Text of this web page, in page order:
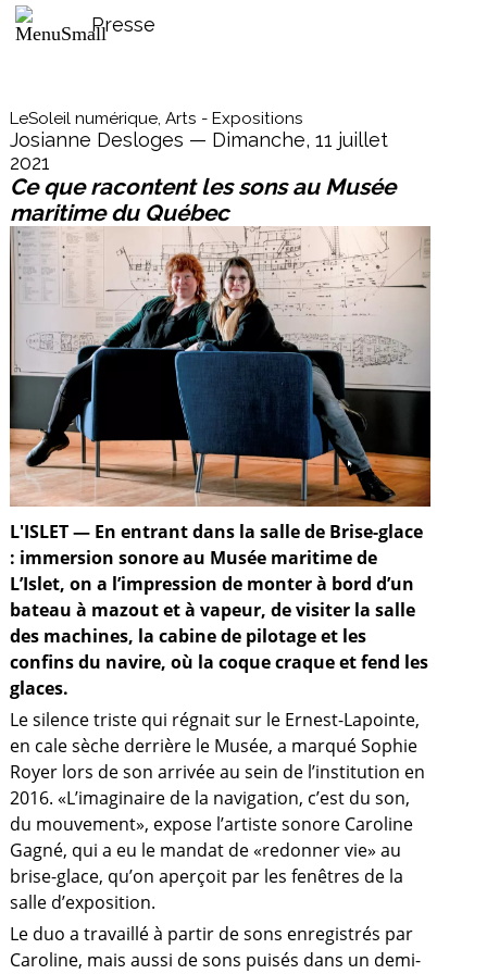
LeSoleil numérique, Arts - Expositions
Josianne Desloges — Dimanche, 11 juillet
2021
Ce que racontent les sons au Musée
maritime du Québec
L'ISLET — En entrant dans la salle de Brise-glace
: immersion sonore au Musée maritime de
L’Islet, on a l’impression de monter à bord d’un
bateau à mazout et à vapeur, de visiter la salle
des machines, la cabine de pilotage et les
confins du navire, où la coque craque et fend les
glaces.
Le silence triste qui régnait sur le Ernest-Lapointe,
en cale sèche derrière le Musée, a marqué Sophie
Royer lors de son arrivée au sein de l’institution en
2016. «L’imaginaire de la navigation, c’est du son,
du mouvement», expose l’artiste sonore Caroline
Gagné, qui a eu le mandat de «redonner vie» au
brise-glace, qu’on aperçoit par les fenêtres de la
salle d’exposition.
Le duo a travaillé à partir de sons enregistrés par
Caroline, mais aussi de sons puisés dans un demi-
Presse